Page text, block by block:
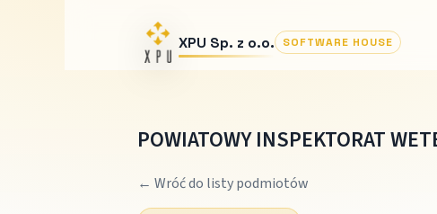
XPU Sp. z o.o. SOFTWARE HOUSE
POWIATOWY INSPEKTORAT
← Wróć do listy podmiotów